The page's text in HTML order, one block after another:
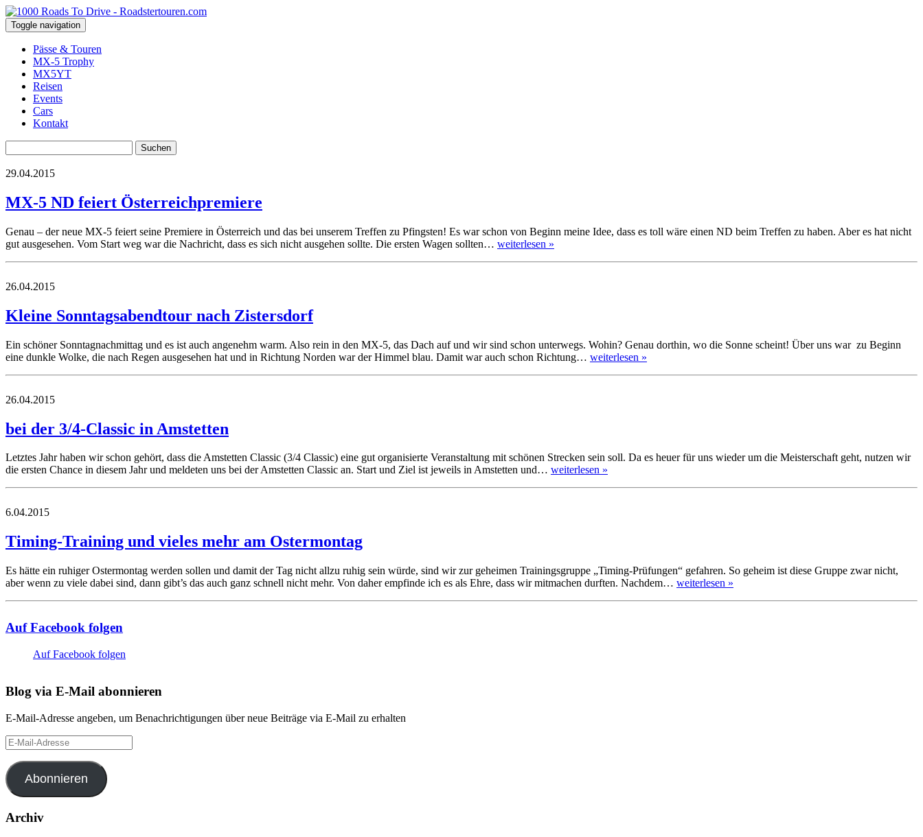
Toggle navigation
Pässe & Touren
MX-5 Trophy
MX5YT
Reisen
Events
Cars
Kontakt
nach:
29.04.2015
​MX-5 ND feiert Österreichpremiere
Genau – der neue MX-5 feiert seine Premiere in Österreich und das bei unserem Treffen zu Pfingsten! Es war schon von Beginn meine Idee, dass es toll wäre einen ND beim Treffen zu haben. Aber es hat nicht
gut ausgesehen. Vom Start weg war die Nachricht, dass es sich nicht ausgehen sollte. Die ersten Wagen sollten… weiterlesen »
26.04.2015
Kleine Sonntagsabendtour nach Zistersdorf
Ein schöner Sonntagnachmittag und es ist auch angenehm warm. Also rein in den MX-5, das Dach auf und wir sind schon unterwegs. Wohin? Genau dorthin, wo die Sonne scheint! Über uns war zu Beginn
eine dunkle Wolke, die nach Regen ausgesehen hat und in Richtung Norden war der Himmel blau. Damit war auch schon Richtung… weiterlesen »
26.04.2015
bei der 3/4-Classic in Amstetten
Letztes Jahr haben wir schon gehört, dass die Amstetten Classic (3/4 Classic) eine gut organisierte Veranstaltung mit schönen Strecken sein soll. Da es heuer für uns wieder um die Meisterschaft geht, nutzen wir
die ersten Chance in diesem Jahr und meldeten uns bei der Amstetten Classic an. Start und Ziel ist jeweils in Amstetten und… weiterlesen »
6.04.2015
Timing-Training und vieles mehr am Ostermontag
Es hätte ein ruhiger Ostermontag werden sollen und damit der Tag nicht allzu ruhig sein würde, sind wir zur geheimen Trainingsgruppe „Timing-Prüfungen“ gefahren. So geheim ist diese Gruppe zwar nicht,
aber wenn zu viele dabei sind, dann gibt’s das auch ganz schnell nicht mehr. Von daher empfinde ich es als Ehre, dass wir mitmachen durften. Nachdem… weiterlesen »
Auf Facebook folgen
Auf Facebook folgen
Blog via E-Mail abonnieren
E-Mail-Adresse angeben, um Benachrichtigungen über neue Beiträge via E-Mail zu erhalten
E-
Mail-
Adresse
Abonnieren
Archiv